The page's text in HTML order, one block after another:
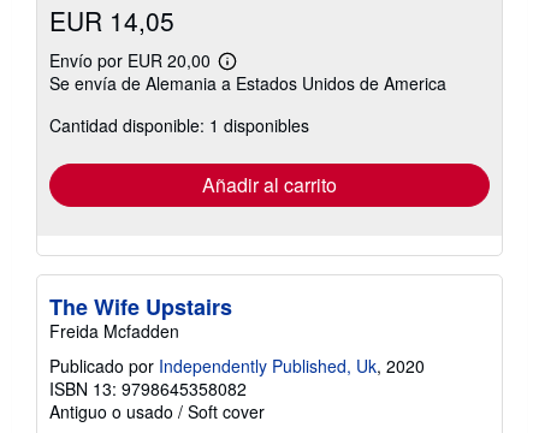
EUR 14,05
Envío por EUR 20,00
Más
información
las
tarifas
envío
Se envía de Alemania a Estados Unidos de America
Cantidad disponible: 1 disponibles
Añadir al carrito
The Wife Upstairs
Freida Mcfadden
Publicado por Independently Published, Uk, 2020
ISBN 13: 9798645358082
Antiguo o usado / Soft cover